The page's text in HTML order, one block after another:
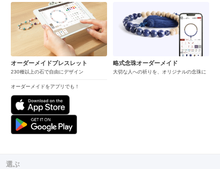
オーダーメイドブレスレット
230種以上の石で自由にデザイン
オーダーメイドをアプリでも！
略式念珠オーダーメイド
大切な人への祈りを、オリジナルの念珠に
選ぶ